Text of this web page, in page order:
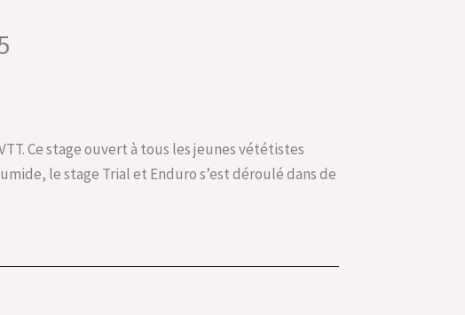
Ce stage ouvert à tous les jeunes vététistes
le stage Trial et Enduro s’est déroulé dans de